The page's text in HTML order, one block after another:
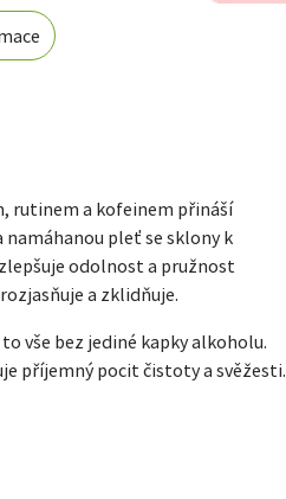
rutinem a kofeinem přináší
namáhanou pleť se sklony k
odolnost a pružnost
a zklidňuje.
vše bez jediné kapky alkoholu.
příjemný pocit čistoty a svěžesti.